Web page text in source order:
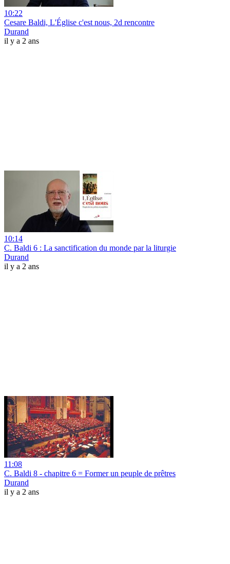
10:22
Cesare Baldi, L'Église c'est nous, 2d rencontre
Durand
il y a 2 ans
10:14
C. Baldi 6 : La sanctification du monde par la liturgie
Durand
il y a 2 ans
11:08
C. Baldi 8 - chapitre 6 = Former un peuple de prêtres
Durand
il y a 2 ans